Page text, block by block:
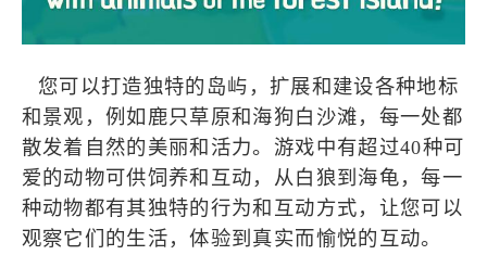
您可以打造独特的岛屿，扩展和建设各种地标
和景观，例如鹿只草原和海狗白沙滩，每一处都
散发着自然的美丽和活力。游戏中有超过40种可
爱的动物可供饲养和互动，从白狼到海龟，每一
种动物都有其独特的行为和互动方式，让您可以
观察它们的生活，体验到真实而愉悦的互动。